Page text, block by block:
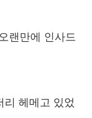
랜만에 인사드
리 헤메고 있었